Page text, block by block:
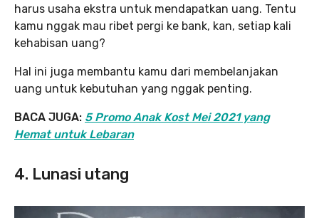
harus usaha ekstra untuk mendapatkan uang. Tentu
kamu nggak mau ribet pergi ke bank, kan, setiap kali
kehabisan uang?
Hal ini juga membantu kamu dari membelanjakan
uang untuk kebutuhan yang nggak penting.
BACA JUGA: 5 Promo Anak Kost Mei 2021 yang
Hemat untuk Lebaran
4. Lunasi utang